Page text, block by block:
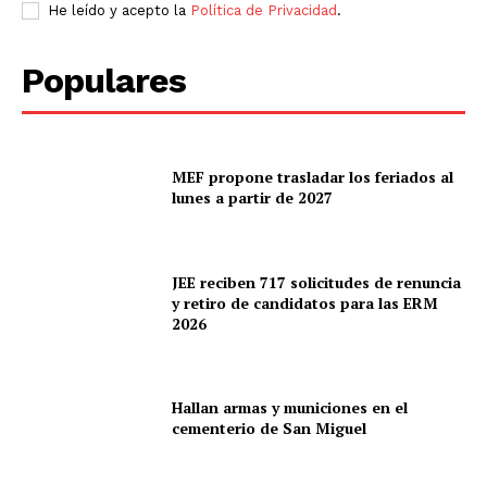
He leído y acepto la Política de Privacidad.
Populares
MEF propone trasladar los feriados al
lunes a partir de 2027
JEE reciben 717 solicitudes de renuncia
y retiro de candidatos para las ERM
2026
Hallan armas y municiones en el
cementerio de San Miguel